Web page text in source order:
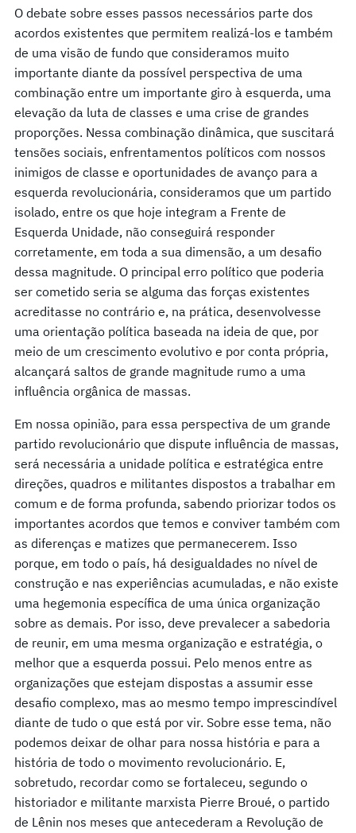
O debate sobre esses passos necessários parte dos
acordos existentes que permitem realizá-los e também
de uma visão de fundo que consideramos muito
importante diante da possível perspectiva de uma
combinação entre um importante giro à esquerda, uma
elevação da luta de classes e uma crise de grandes
proporções. Nessa combinação dinâmica, que suscitará
tensões sociais, enfrentamentos políticos com nossos
inimigos de classe e oportunidades de avanço para a
esquerda revolucionária, consideramos que um partido
isolado, entre os que hoje integram a Frente de
Esquerda Unidade, não conseguirá responder
corretamente, em toda a sua dimensão, a um desafio
dessa magnitude. O principal erro político que poderia
ser cometido seria se alguma das forças existentes
acreditasse no contrário e, na prática, desenvolvesse
uma orientação política baseada na ideia de que, por
meio de um crescimento evolutivo e por conta própria,
alcançará saltos de grande magnitude rumo a uma
influência orgânica de massas.
Em nossa opinião, para essa perspectiva de um grande
partido revolucionário que dispute influência de massas,
será necessária a unidade política e estratégica entre
direções, quadros e militantes dispostos a trabalhar em
comum e de forma profunda, sabendo priorizar todos os
importantes acordos que temos e conviver também com
as diferenças e matizes que permanecerem. Isso
porque, em todo o país, há desigualdades no nível de
construção e nas experiências acumuladas, e não existe
uma hegemonia específica de uma única organização
sobre as demais. Por isso, deve prevalecer a sabedoria
de reunir, em uma mesma organização e estratégia, o
melhor que a esquerda possui. Pelo menos entre as
organizações que estejam dispostas a assumir esse
desafio complexo, mas ao mesmo tempo imprescindível
diante de tudo o que está por vir. Sobre esse tema, não
podemos deixar de olhar para nossa história e para a
história de todo o movimento revolucionário. E,
sobretudo, recordar como se fortaleceu, segundo o
historiador e militante marxista Pierre Broué, o partido
de Lênin nos meses que antecederam a Revolução de